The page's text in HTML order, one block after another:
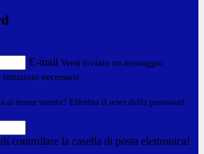
E-mail Verrà inviato un messaggio
necessarie.
al nome utente? Effettua il reset della password
controllare la casella di posta elettronica!